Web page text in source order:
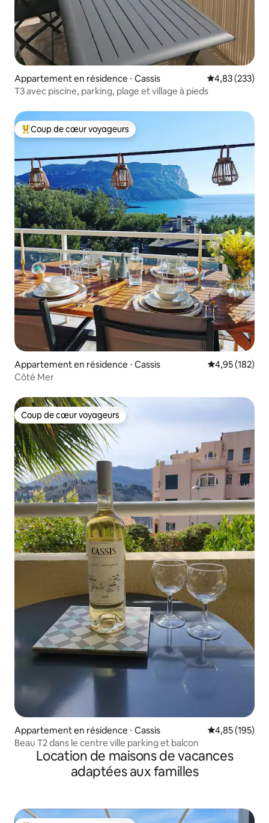
Appartement en résidence ⋅ Cassis Évaluation
4,83 (233)
T3 avec piscine, parking, plage et village à pieds
Coups de cœur voyageurs les plus appréciés
Coup de cœur voyageurs
Appartement en résidence ⋅ Cassis Évaluation
4,95 (182)
Côté Mer
Coup de cœur voyageurs
Coup de cœur voyageurs
Appartement en résidence ⋅ Cassis Évaluation
4,85 (195)
Beau T2 dans le centre ville parking et balcon
Location de maisons de vacances
adaptées aux familles